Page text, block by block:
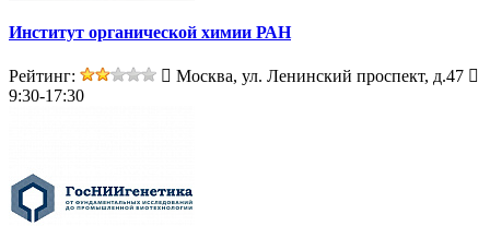
Институт органической химии РАН
Рейтинг:
Москва, ул. Ленинский проспект, д.47
9:30-17:30